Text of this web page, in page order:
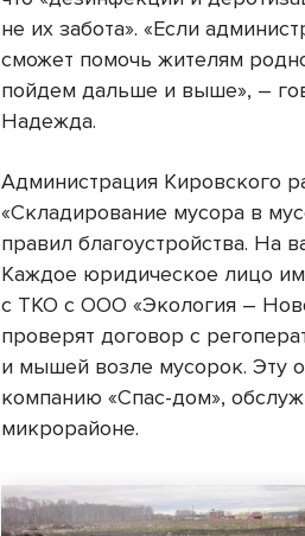
не их забота». «Если
сможет помочь жителям
пойдем дальше и выше», –
Надежда.
Администрация Кировского
«Складирование мусора в
правил благоустройства. На
Каждое юридическое лицо
с ТКО с ООО «Экология –
проверят договор с
и мышей возле мусорок. Эту
компанию «Спас-дом»,
микрорайоне.